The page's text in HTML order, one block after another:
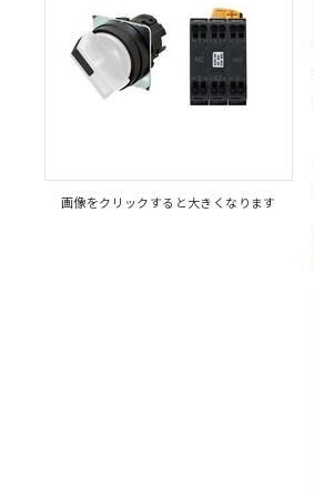
画像をクリックすると大きくなります